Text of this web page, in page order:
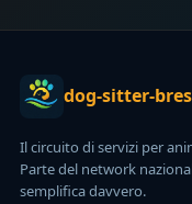
dog-sitter-
Il circuito di servizi per
Parte del network
semplifica davvero.